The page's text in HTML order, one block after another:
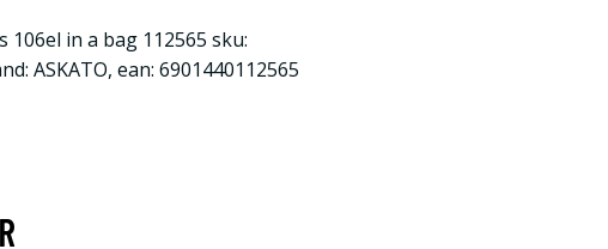
106el in a bag 112565 sku:
ASKATO, ean: 6901440112565